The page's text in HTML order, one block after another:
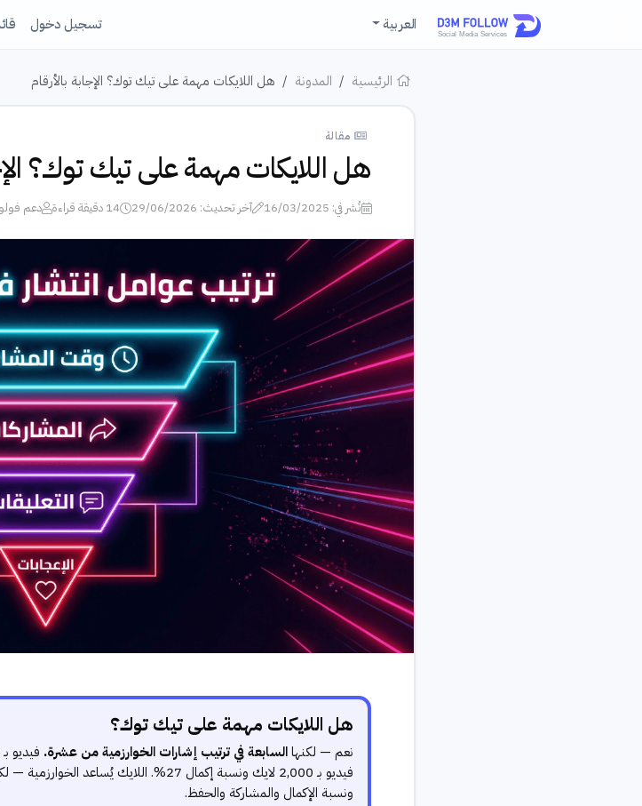
العربية تسجيل دخول
الرئيسية المدونة هل اللايكات مهمة على تيك توك؟ الإجابة بالأرقام
مقالة
هل اللايكات مهمة على تيك توك؟
نُشر في: 16/03/2025 آخر تحديث: 29/06/2026 14 دقيقة قراءة دعم فولو
هل اللايكات مهمة على تيك توك؟
نعم — لكنهاالسابعة في ترتيب إشارات الخوارزمية من عشرة.
فيديو بـ 2,000 لايك ونسبة إكمال 27%. اللايك
ونسبة الإكمال والمشاركة والحفظ.